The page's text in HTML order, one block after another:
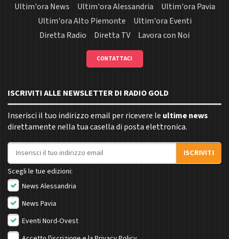
Ultim'ora News
Ultim'ora Alessandria
Ultim'ora Pavia
Ultim'ora Alto Piemonte
Ultim'ora Eventi
Diretta Radio
Diretta TV Lavora con Noi
CONTATTACI
ISCRIVITI ALLE NEWSLETTER DI RADIO GOLD
Inserisci il tuo indirizzo email per ricevere le ultime news
direttamente nella tua casella di posta elettronica.
Indirizzo email
ISCRIVITI
Scegli le tue edizioni:
News Alessandria
News Pavia
Eventi Nord-Ovest